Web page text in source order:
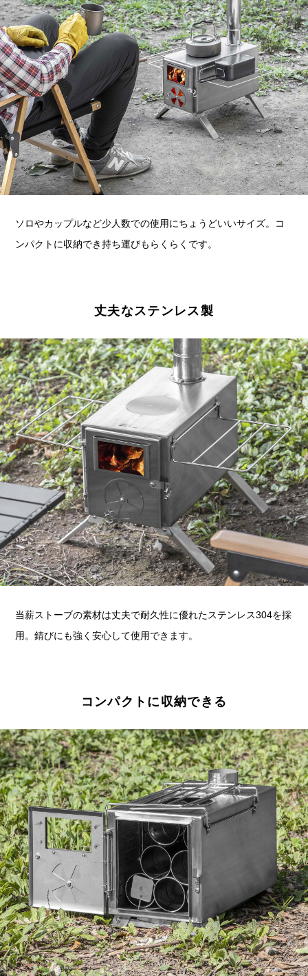
ソロやカップルなど少人数での使用にちょうどいいサイズ。コ
ンパクトに収納でき持ち運びもらくらくです。
丈夫なステンレス製
当薪ストーブの素材は丈夫で耐久性に優れたステンレス304を採
用。錆びにも強く安心して使用できます。
コンパクトに収納できる